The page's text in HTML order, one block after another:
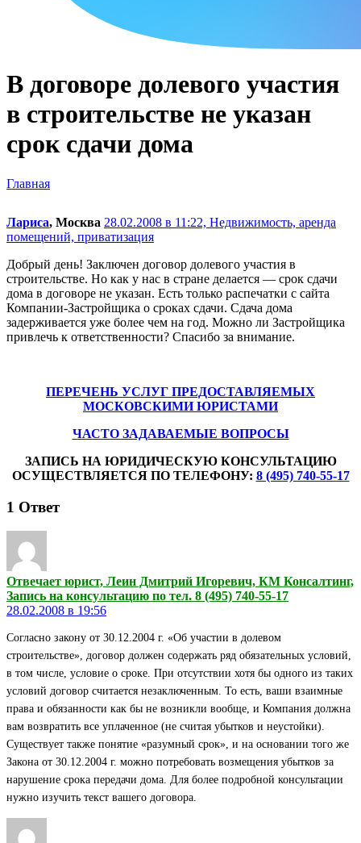
В договоре долевого участия
в строительстве не указан
срок сдачи дома
Главная
Лариса, Москва 28.02.2008 в 11:22, Недвижимость, аренда
помещений, приватизация
Добрый день! Заключен договор долевого участия в
строительстве. Но как у нас в стране делается — срок сдачи
дома в договоре не указан. Есть только распечатки с сайта
Компании-Застройщика о сроках сдачи. Сдача дома
задерживается уже более чем на год. Можно ли Застройщика
привлечь к ответственности? Спасибо за внимание.
ПЕРЕЧЕНЬ УСЛУГ ПРЕДОСТАВЛЯЕМЫХ
МОСКОВСКИМИ ЮРИСТАМИ
ЧАСТО ЗАДАВАЕМЫЕ ВОПРОСЫ
ЗАПИСЬ НА ЮРИДИЧЕСКУЮ КОНСУЛЬТАЦИЮ
ОСУЩЕСТВЛЯЕТСЯ ПО ТЕЛЕФОНУ: 8 (495) 740-55-17
1 Ответ
Отвечает юрист, Леин Дмитрий Игоревич, КМ Консалтинг,
Запись на консультацию по тел. 8 (495) 740-55-17
28.02.2008 в 19:56
Согласно закону от 30.12.2004 г. «Об участии в долевом
строительстве», договор должен содержать ряд обязательных условий,
в том числе, условие о сроке. При отсутствии хотя бы одного из таких
условий договор считается незаключенным. То есть, ваши взаимные
права и обязанности как бы не возникли вообще, и Компания должна
вам возвратить все уплаченное (не считая убытков и неустойки).
Существует также понятие «разумный срок», и на основании того же
Закона от 30.12.2004 г. можно потребовать возмещения убытков за
нарушение срока передачи дома. Для более подробной консультации
нужно изучить текст вашего договора.